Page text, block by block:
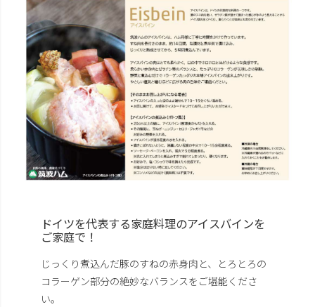
ドイツを代表する家庭料理のアイスバインを
ご家庭で！
じっくり煮込んだ豚のすねの赤身肉と、とろとろの
コラーゲン部分の絶妙なバランスをご堪能くださ
い。